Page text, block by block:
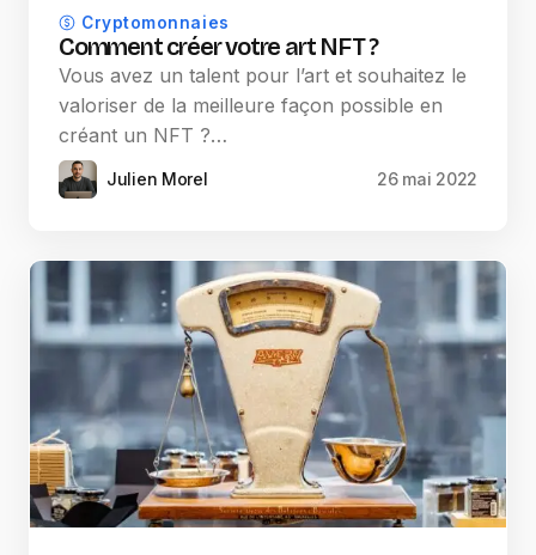
Cryptomonnaies
Comment créer votre art NFT ?
Vous avez un talent pour l’art et souhaitez le
valoriser de la meilleure façon possible en
créant un NFT ?…
Julien Morel 26 mai 2022